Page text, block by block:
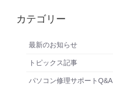
カテゴリー
最新のお知らせ
トピックス記事
パソコン修理サポートQ&A